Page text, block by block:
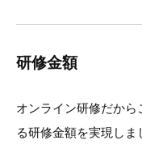
研修金額
オンライン研修だか
る研修金額を実現しま